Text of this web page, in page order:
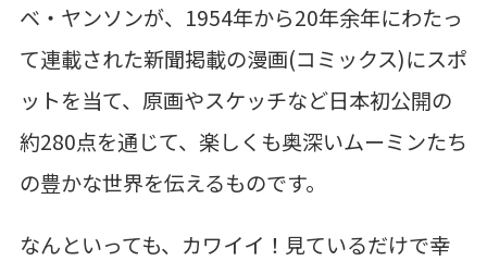
ベ・ヤンソンが、1954年から20年余年にわたっ
て連載された新聞掲載の漫画(コミックス)にスポ
ットを当て、原画やスケッチなど日本初公開の
約280点を通じて、楽しくも奥深いムーミンたち
の豊かな世界を伝えるものです。
なんといっても、カワイイ！見ているだけで幸